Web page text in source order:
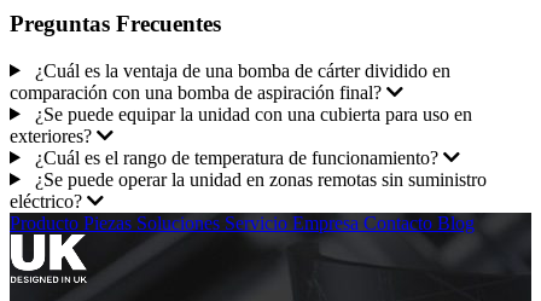
Preguntas Frecuentes
¿Cuál es la ventaja de una bomba de cárter dividido en
comparación con una bomba de aspiración final?
¿Se puede equipar la unidad con una cubierta para uso en
exteriores?
¿Cuál es el rango de temperatura de funcionamiento?
¿Se puede operar la unidad en zonas remotas sin suministro
eléctrico?
Producto Piezas Soluciones Servicio Empresa Contacto Blog